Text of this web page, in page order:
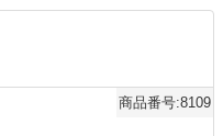
商品番号:8109